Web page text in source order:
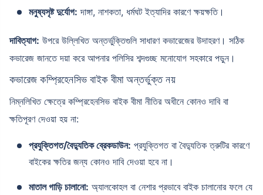
মনুষ্যসৃষ্ট দুর্যোগ: দাঙ্গা, নাশকতা, ধর্মঘট ইত্যাদির কারণে ক্ষয়ক্ষতি।
দাবিত্যাগ: উপরে উল্লিখিত অন্তর্ভুক্তিগুলি সাধারণ কভারেজের উদাহরণ। সঠিক
কভারেজ জানতে দয়া করে আপনার পলিসির শব্দগুচ্ছ মনোযোগ সহকারে পড়ুন।
কভারেজ কম্প্রিহেনসিভ বাইক বীমা অন্তর্ভুক্ত নয়
নিম্নলিখিত ক্ষেত্রে কম্প্রিহেনসিভ বাইক বীমা নীতির অধীনে কোনও দাবি বা
ক্ষতিপূরণ দেওয়া হয় না:
প্রযুক্তিগত/বৈদ্যুতিক ব্রেকডাউন: প্রযুক্তিগত বা বৈদ্যুতিক ত্রুটির কারণে
বাইকের ক্ষতির জন্য কোনও দাবি দেওয়া হবে না।
মাতাল গাড়ি চালানো: অ্যালকোহল বা নেশার প্রভাবে বাইক চালানোর ফলে যে